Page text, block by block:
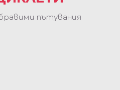
пътувания